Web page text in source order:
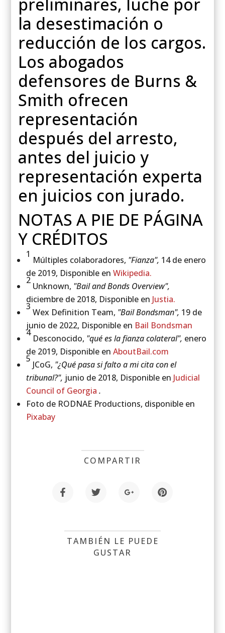
preliminares, luche por
la desestimación o
reducción de los cargos.
Los abogados
defensores de Burns &
Smith ofrecen
representación
después del arresto,
antes del juicio y
representación experta
en juicios con jurado.
NOTAS A PIE DE PÁGINA
Y CRÉDITOS
1
Múltiples colaboradores, "Fianza", 14 de enero
de 2019, Disponible en Wikipedia.
2
Unknown, "Bail and Bonds Overview",
diciembre de 2018, Disponible en Justia.
3
Wex Definition Team, "Bail Bondsman", 19 de
junio de 2022, Disponible en Bail Bondsman
4
Desconocido, "qué es la fianza colateral", enero
de 2019, Disponible en AboutBail.com
5
JCoG, "¿Qué pasa si falto a mi cita con el
tribunal?", junio de 2018, Disponible en Judicial
Council of Georgia .
Foto de RODNAE Productions, disponible en
Pixabay
COMPARTIR
TAMBIÉN LE PUEDE
GUSTAR